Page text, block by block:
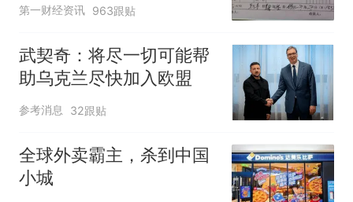
第一财经资讯 963跟贴
武契奇：将尽一切可能帮
助乌克兰尽快加入欧盟
参考消息 32跟贴
全球外卖霸主，杀到中国
小城